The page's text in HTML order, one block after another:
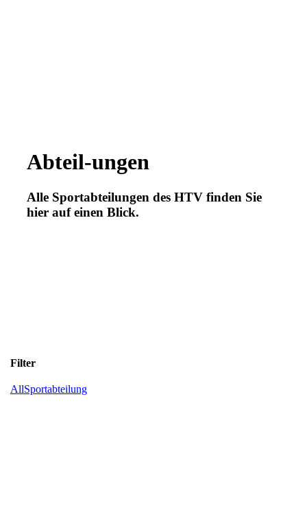
Abteil-ungen
Alle Sportabteilungen des HTV finden Sie
hier auf einen Blick.
Filter
AllSportabteilung